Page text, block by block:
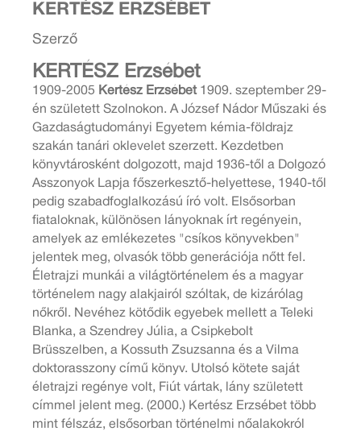
KERTÉSZ ERZSÉBET
Szerző
KERTÉSZ Erzsébet
1909-2005 Kertész Erzsébet 1909. szeptember 29-
én született Szolnokon. A József Nádor Műszaki és
Gazdaságtudományi Egyetem kémia-földrajz
szakán tanári oklevelet szerzett. Kezdetben
könyvtárosként dolgozott, majd 1936-től a Dolgozó
Asszonyok Lapja főszerkesztő-helyettese, 1940-től
pedig szabadfoglalkozású író volt. Elsősorban
fiataloknak, különösen lányoknak írt regényein,
amelyek az emlékezetes "csíkos könyvekben"
jelentek meg, olvasók több generációja nőtt fel.
Életrajzi munkái a világtörténelem és a magyar
történelem nagy alakjairól szóltak, de kizárólag
nőkről. Nevéhez kötődik egyebek mellett a Teleki
Blanka, a Szendrey Júlia, a Csipkebolt
Brüsszelben, a Kossuth Zsuzsanna és a Vilma
doktorasszony című könyv. Utolsó kötete saját
életrajzi regénye volt, Fiút vártak, lány született
címmel jelent meg. (2000.) Kertész Erzsébet több
mint félszáz, elsősorban történelmi nőalakokról